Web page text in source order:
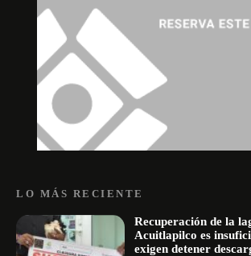
LO MÁS RECIENTE
Recuperación de la
Acuitlapilco es
exigen detener